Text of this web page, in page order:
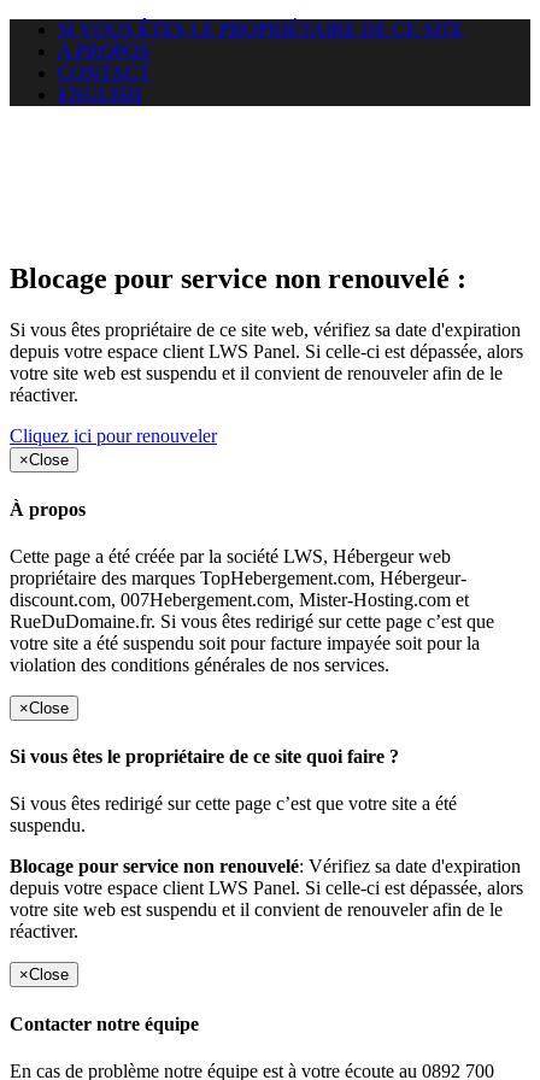
SI VOUS ÊTES LE PROPRIÉTAIRE DE CE SITE
A PROPOS
CONTACT
ENGLISH
Blocage pour service non renouvelé :
Si vous êtes propriétaire de ce site web, vérifiez sa date d'expiration
depuis votre espace client LWS Panel. Si celle-ci est dépassée, alors
votre site web est suspendu et il convient de renouveler afin de le
réactiver.
Cliquez ici pour renouveler
×Close
À propos
Cette page a été créée par la société LWS, Hébergeur web
propriétaire des marques TopHebergement.com, Hébergeur-
discount.com, 007Hebergement.com, Mister-Hosting.com et
RueDuDomaine.fr. Si vous êtes redirigé sur cette page c’est que
votre site a été suspendu soit pour facture impayée soit pour la
violation des conditions générales de nos services.
×Close
Si vous êtes le propriétaire de ce site quoi faire ?
Si vous êtes redirigé sur cette page c’est que votre site a été
suspendu.
Blocage pour service non renouvelé: Vérifiez sa date d'expiration
depuis votre espace client LWS Panel. Si celle-ci est dépassée, alors
votre site web est suspendu et il convient de renouveler afin de le
réactiver.
×Close
Contacter notre équipe
En cas de problème notre équipe est à votre écoute au 0892 700